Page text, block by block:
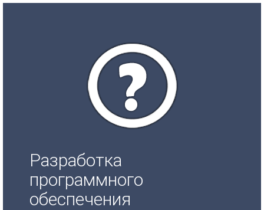
Разработка
программного
обеспечения